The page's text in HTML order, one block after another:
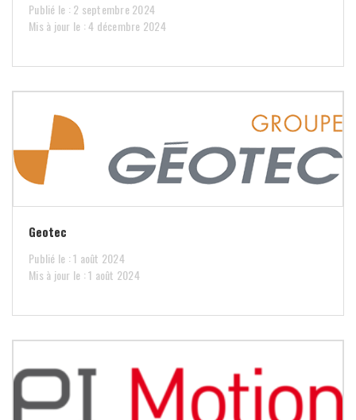
Publié le : 2 septembre 2024
Mis à jour le : 4 décembre 2024
Geotec
Publié le : 1 août 2024
Mis à jour le : 1 août 2024